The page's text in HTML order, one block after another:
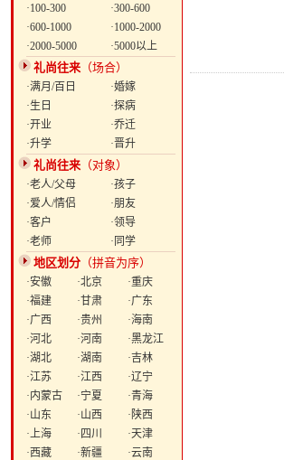
·100-300
·300-600
·600-1000
·1000-2000
·2000-5000
·5000以上
礼尚往来 （场合）
·满月/百日
·婚嫁
·生日
·探病
·开业
·乔迁
·升学
·晋升
礼尚往来 （对象）
·老人/父母
·孩子
·爱人/情侣
·朋友
·客户
·领导
·老师
·同学
地区划分 （拼音为序）
·安徽 ·北京
·重庆
·福建
·甘肃
·广东
·广西
·贵州
·海南
·河北
·河南
·黑龙江
·湖北
·湖南
·吉林
·江苏
·江西
·辽宁
·内蒙古
·宁夏
·青海
·山东
·山西
·陕西
·上海
·四川
·天津
·西藏
·新疆
·云南